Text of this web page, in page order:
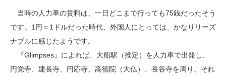
当時の人力車の賃料は、一日どこまで行っても75銭だったそう
です。1円＝1ドルだった時代、外国人にとっては、かなりリーズ
ナブルに感じたようです。
『Glimpses』によれば、大船駅（推定）を人力車で出発し、
円覚寺、建長寺、円応寺、高徳院（大仏）、長谷寺を周り、それ